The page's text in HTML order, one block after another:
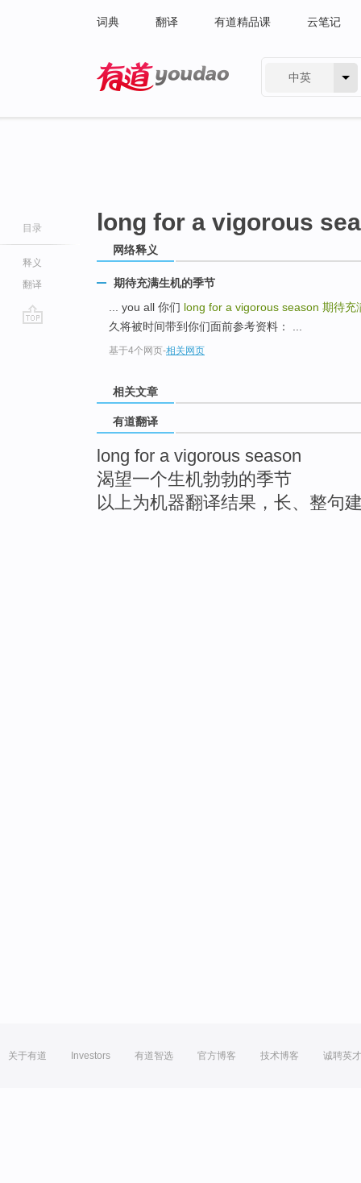
词典 翻译 有道精品课 云笔记
中英
目录
释义
翻译
long for a vigorous
网络释义
期待充满生机的季节
... you all 你们 long for a vigorous season 期待充
久将被时间带到你们面前参考资料： ...
基于4个网页-相关网页
相关文章
有道翻译
long for a vigorous season
渴望一个生机勃勃的季节
以上为机器翻译结果，长、整句
关于有道 Investors 有道智选 官方博客 技术博客 诚聘英才